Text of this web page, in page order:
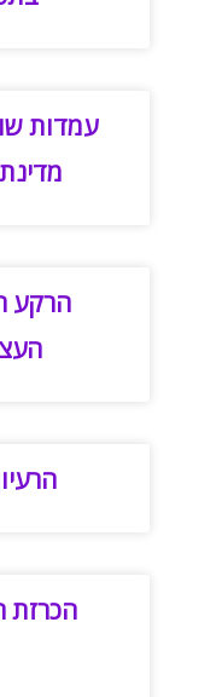
עמדות
הרקע
הכרזת